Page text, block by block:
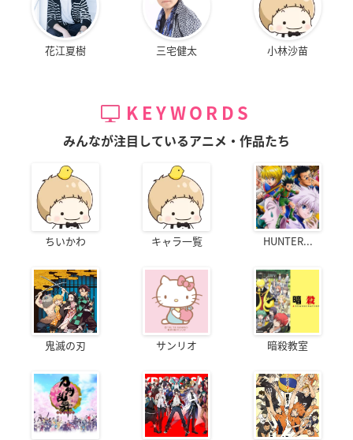
花江夏樹 三宅健太 小林沙苗
KEYWORDS
みんなが注目しているアニメ・作品たち
ちいかわ キャラ一覧 HUNTER...
鬼滅の刃 サンリオ 暗殺教室